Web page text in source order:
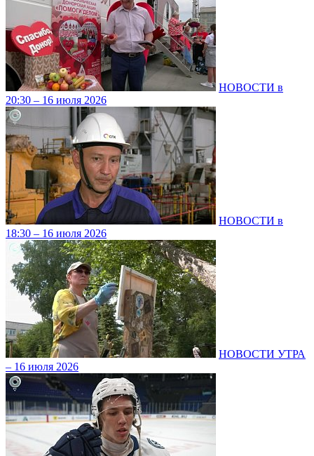
НОВОСТИ в
20:30 – 16 июля 2026
НОВОСТИ в
18:30 – 16 июля 2026
НОВОСТИ УТРА
– 16 июля 2026